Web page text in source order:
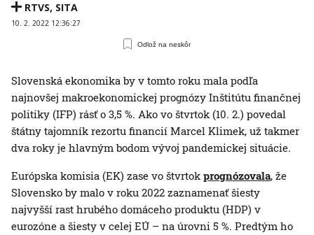
RTVS, SITA
10. 2. 2022 12:36:27
Odlož na neskôr
Slovenská ekonomika by v tomto roku mala podľa
najnovšej makroekonomickej prognózy Inštitútu finančnej
politiky (IFP) rásť o 3,5 %. Ako vo štvrtok (10. 2.) povedal
štátny tajomník rezortu financií Marcel Klimek, už takmer
dva roky je hlavným bodom vývoj pandemickej situácie.
Európska komisia (EK) zase vo štvrtokprognózovala, že
Slovensko by malo v roku 2022 zaznamenať šiesty
najvyšší rast hrubého domáceho produktu (HDP) v
eurozóne a šiesty v celej EÚ – na úrovni 5 %. Predtým ho